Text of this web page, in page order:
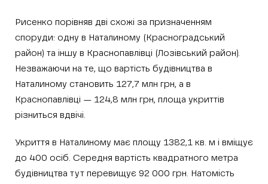
Рисенко порівняв дві схожі за призначенням
споруди: одну в Наталиному (Красноградський
район) та іншу в Краснопавлівці (Лозівський район).
Незважаючи на те, що вартість будівництва в
Наталиному становить 127,7 млн грн, а в
Краснопавлівці — 124,8 млн грн, площа укриттів
різниться вдвічі.
Укриття в Наталиному має площу 1382,1 кв. м і вміщує
до 400 осіб. Середня вартість квадратного метра
будівництва тут перевищує 92 000 грн. Натомість